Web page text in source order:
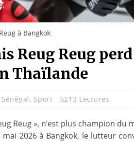
à Bangkok
Reug Reug
Thaïlande
Sénégal, Sport 6213 Lectures
Reug », n’est plus champion
2026 à Bangkok, le lutteur